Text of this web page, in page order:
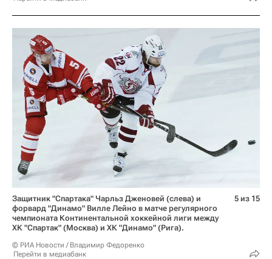
Защитник "Спартака" Чарльз Дженовей (слева) и
форвард "Динамо" Вилле Лейно в матче регулярного
чемпионата Континентальной хоккейной лиги между
ХК "Спартак" (Москва) и ХК "Динамо" (Рига).
© РИА Новости / Владимир Федоренко
Перейти в медиабанк
5 из 15